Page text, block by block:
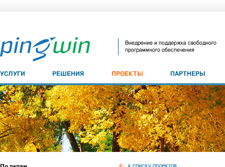
Внедрение и поддержка свободного
программного обеспечения
УСЛУГИ РЕШЕНИЯ ПРОЕКТЫ ПАРТНЕРЫ
к списку проектов